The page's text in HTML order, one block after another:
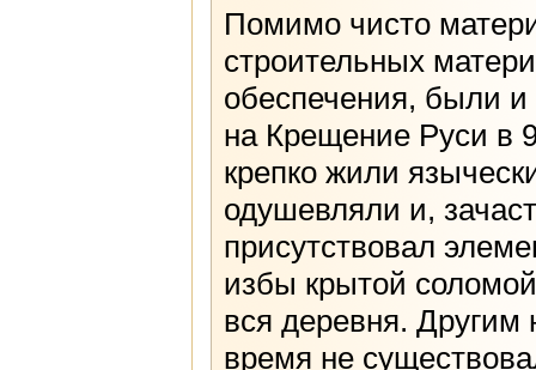
Помимо чисто
строительных
обеспечения, были
на Крещение Руси в
крепко жили
одушевляли и,
присутствовал
избы крытой
вся деревня.
время не